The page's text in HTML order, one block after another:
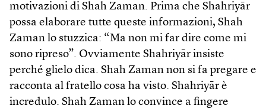
motivazioni di Shah Zaman. Prima che Shahriyār
possa elaborare tutte queste informazioni, Shah
Zaman lo stuzzica: “Ma non mi far dire come mi
sono ripreso”. Ovviamente Shahriyār insiste
perché glielo dica. Shah Zaman non si fa pregare e
racconta al fratello cosa ha visto. Shahriyār è
incredulo. Shah Zaman lo convince a fingere